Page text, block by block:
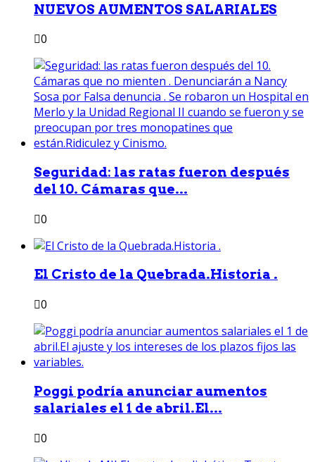
NUEVOS AUMENTOS SALARIALES
0
Seguridad: las ratas fueron después
del 10. Cámaras que...
0
El Cristo de la Quebrada.Historia .
0
Poggi podría anunciar aumentos
salariales el 1 de abril.El...
0